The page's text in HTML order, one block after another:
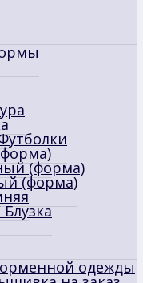
(форма)
(форма)
одежды